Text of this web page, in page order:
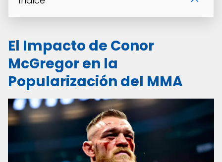
El Impacto de Conor
McGregor en la
Popularización del MMA